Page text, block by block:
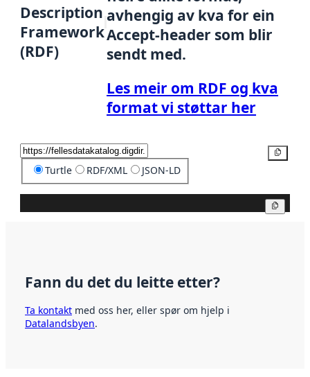
Description
Framework
(RDF)
avhengig av kva for ein
Accept-header som blir
sendt med.
Les meir om RDF og kva
format vi støttar her
Turtle RDF/XML JSON-LD
Fann du det du leitte etter?
Ta kontakt med oss her, eller spør om hjelp i
Datalandsbyen.